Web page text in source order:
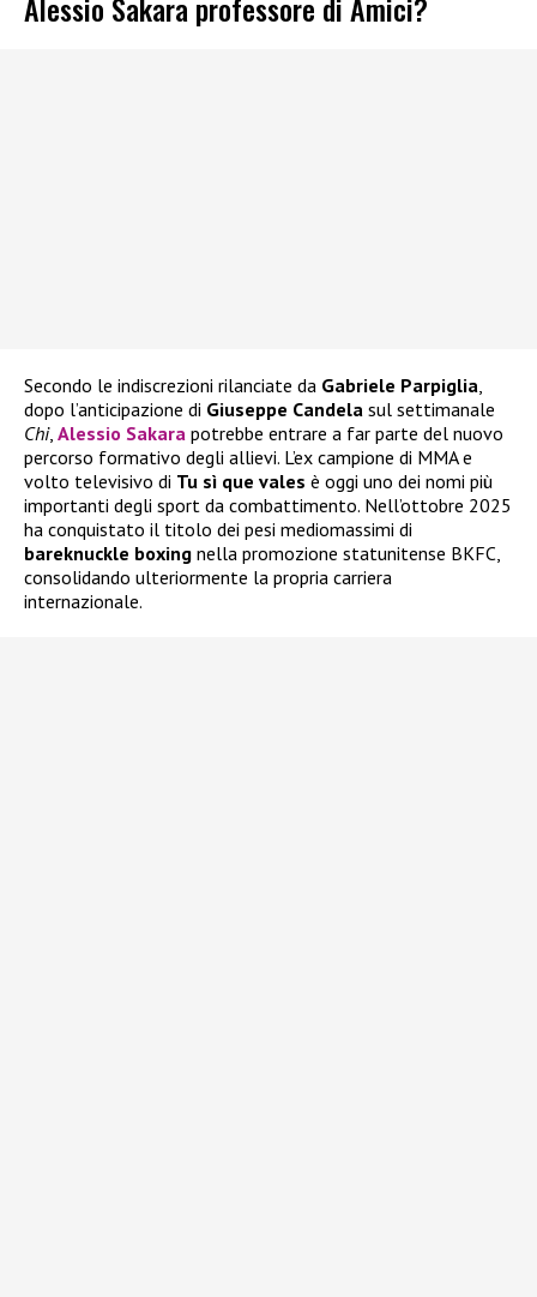
Secondo le indiscrezioni rilanciate da Gabriele Parpiglia
dopo l’anticipazione di Giuseppe Candela sul settimanale
Chi, Alessio Sakara potrebbe entrare a far parte del nuovo
percorso formativo degli allievi. L’ex campione di MMA e
volto televisivo di Tu sì que vales è oggi uno dei nomi più
importanti degli sport da combattimento. Nell’ottobre 2025
ha conquistato il titolo dei pesi mediomassimi di
bareknuckle boxing nella promozione statunitense BKFC,
consolidando ulteriormente la propria carriera
internazionale.